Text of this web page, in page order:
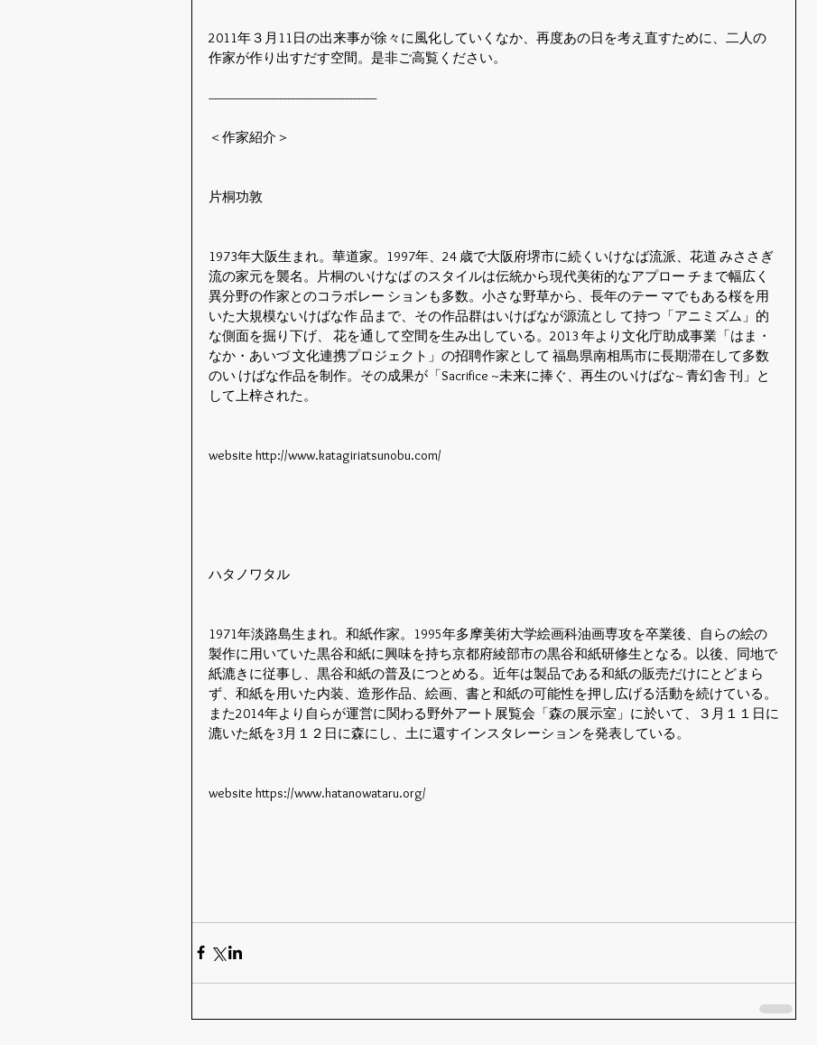
2011年３月11日の出来事が徐々に風化していくなか、再度あの日を考え直すために、二人の
作家が作り出すだす空間。是非ご高覧ください。
--------------------------------------------------------------
＜作家紹介＞
片桐功敦
1973年大阪生まれ。華道家。1997年、24 歳で大阪府堺市に続くいけなば流派、花道 みささぎ
流の家元を襲名。片桐のいけなば のスタイルは伝統から現代美術的なアプロー チまで幅広く
異分野の作家とのコラボレー ションも多数。小さな野草から、長年のテー マでもある桜を用
いた大規模ないけばな作 品まで、その作品群はいけばなが源流とし て持つ「アニミズム」的
な側面を掘り下げ、 花を通して空間を生み出している。2013 年より文化庁助成事業「はま・
なか・あいづ 文化連携プロジェクト」の招聘作家として 福島県南相馬市に長期滞在して多数
のい けばな作品を制作。その成果が「Sacrifice ~未来に捧ぐ、再生のいけばな~ 青幻舎 刊」と
して上梓された。
website http://www.katagiriatsunobu.com/
ハタノワタル
1971年淡路島生まれ。和紙作家。1995年多摩美術大学絵画科油画専攻を卒業後、自らの絵の
製作に用いていた黒谷和紙に興味を持ち京都府綾部市の黒谷和紙研修生となる。以後、同地で
紙漉きに従事し、黒谷和紙の普及につとめる。近年は製品である和紙の販売だけにとどまら
ず、和紙を用いた内装、造形作品、絵画、書と和紙の可能性を押し広げる活動を続けている。
また2014年より自らが運営に関わる野外アート展覧会「森の展示室」に於いて、３月１１日に
漉いた紙を3月１２日に森にし、土に還すインスタレーションを発表している。
website https://www.hatanowataru.org/